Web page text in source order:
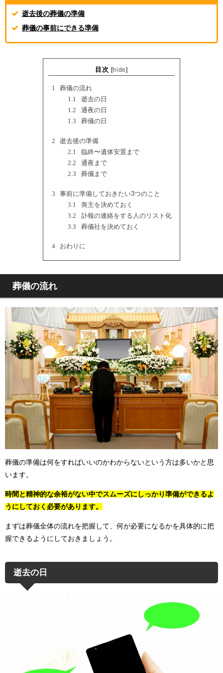
逝去後の葬儀の準備
葬儀の事前にできる準備
目次 [hide]
1 葬儀の流れ
1.1 逝去の日
1.2 通夜の日
1.3 葬儀の日
2 逝去後の準備
2.1 臨終〜遺体安置まで
2.2 通夜まで
2.3 葬儀まで
3 事前に準備しておきたい3つのこと
3.1 喪主を決めておく
3.2 訃報の連絡をする人のリスト化
3.3 葬儀社を決めておく
4 おわりに
葬儀の流れ
葬儀の準備は何をすればいいのかわからないという方は多いかと思
います。
時間と精神的な余裕がない中でスムーズにしっかり準備ができるよ
うにしておく必要があります。
まずは葬儀全体の流れを把握して、何が必要になるかを具体的に把
握できるようにしておきましょう。
逝去の日